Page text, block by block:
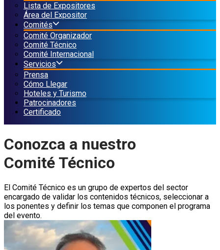
Lista de Expositores
Área del Expositor
Comités
Comité Organizador
Comité Técnico
Comité Internacional
Servicios
Prensa
Cómo Llegar
Hoteles y Turismo
Patrocinadores
Certificado
Conozca a nuestro
Comité Técnico
El Comité Técnico es un grupo de expertos del sector
encargado de validar los contenidos técnicos, seleccionar a
los ponentes y definir los temas que componen el programa
del evento.